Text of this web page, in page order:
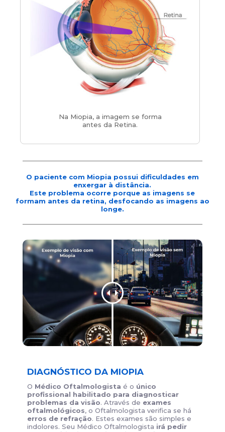
Na Miopia, a imagem se forma
antes da Retina.
O paciente com Miopia possui dificuldades em
enxergar à distância.
Este problema ocorre porque as imagens se
formam antes da retina, desfocando as imagens ao
longe.
DIAGNÓSTICO DA MIOPIA
O Médico Oftalmologista é o único
profissional habilitado para diagnosticar
problemas da visão. Através de exames
oftalmológicos, o Oftalmologista verifica se há
erros de refração. Estes exames são simples e
indolores. Seu Médico Oftalmologista irá pedir